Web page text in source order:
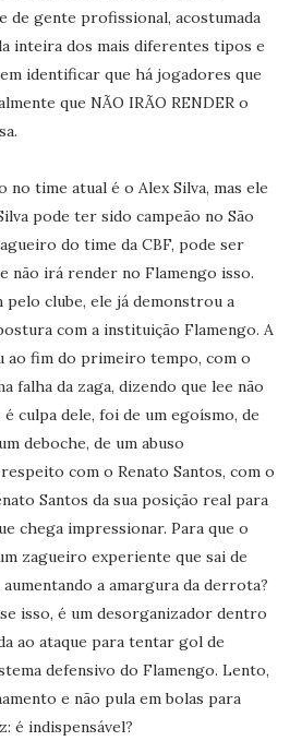
de gente profissional, acostumada
inteira dos mais diferentes tipos e
identificar que há jogadores que
que NÃO IRÃO RENDER o
no time atual é o Alex Silva, mas ele
pode ter sido campeão no São
do time da CBF, pode ser
não irá render no Flamengo isso.
pelo clube, ele já demonstrou a
com a instituição Flamengo. A
ao fim do primeiro tempo, com o
falha da zaga, dizendo que lee não
culpa dele, foi de um egoísmo, de
deboche, de um abuso
com o Renato Santos, com o
Santos da sua posição real para
chega impressionar. Para que o
zagueiro experiente que sai de
a amargura da derrota?
isso, é um desorganizador dentro
ao ataque para tentar gol de
defensivo do Flamengo. Lento,
e não pula em bolas para
é indispensável?